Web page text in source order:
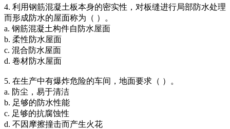
4. 利用钢筋混凝土板本身的密实性，对板缝进行局部防水处理
而形成防水的屋面称为（ ）。
a. 钢筋混凝土构件自防水屋面
b. 柔性防水屋面
c. 混合防水屋面
d. 卷材防水屋面
5. 在生产中有爆炸危险的车间，地面要求（ ）。
a. 防尘，易于清洁
b. 足够的防水性能
c. 足够的抗腐蚀性
d. 不因摩擦撞击而产生火花